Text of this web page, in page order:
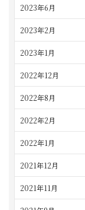
2023年6月
2023年2月
2023年1月
2022年12月
2022年8月
2022年2月
2022年1月
2021年12月
2021年11月